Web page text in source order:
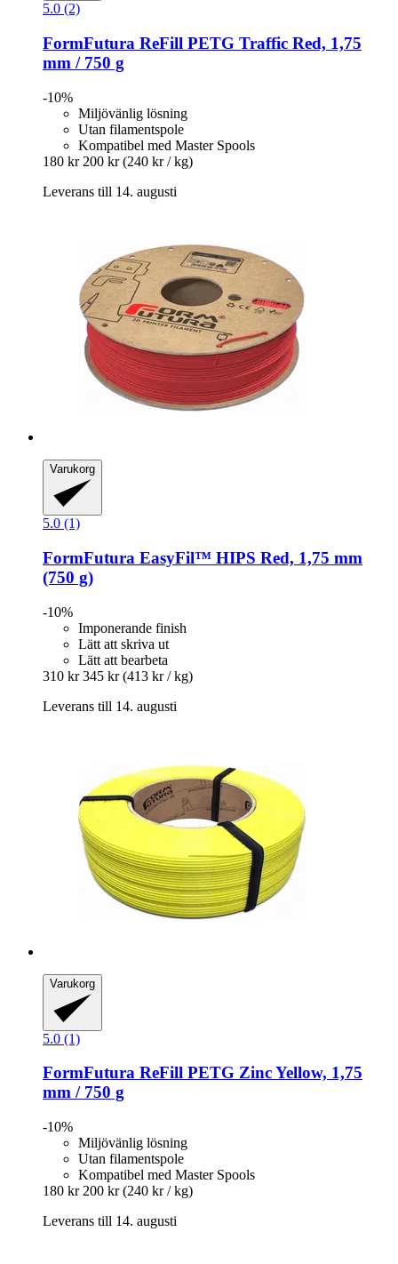
5.0 (2)
FormFutura ReFill PETG Traffic Red, 1,75
mm / 750 g
-10%
Miljövänlig lösning
Utan filamentspole
Kompatibel med Master Spools
180 kr 200 kr (240 kr / kg)
Leverans till 14. augusti
Varukorg
5.0 (1)
FormFutura EasyFil™ HIPS Red, 1,75 mm
(750 g)
-10%
Imponerande finish
Lätt att skriva ut
Lätt att bearbeta
310 kr 345 kr (413 kr / kg)
Leverans till 14. augusti
Varukorg
5.0 (1)
FormFutura ReFill PETG Zinc Yellow, 1,75
mm / 750 g
-10%
Miljövänlig lösning
Utan filamentspole
Kompatibel med Master Spools
180 kr 200 kr (240 kr / kg)
Leverans till 14. augusti